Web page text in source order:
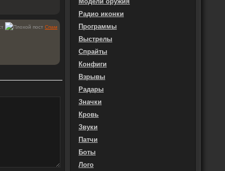
Спам
Радио иконки
Программы
Выстрелы
Спрайты
Конфиги
Взрывы
Радары
Значки
Кровь
Звуки
Патчи
Боты
Лого